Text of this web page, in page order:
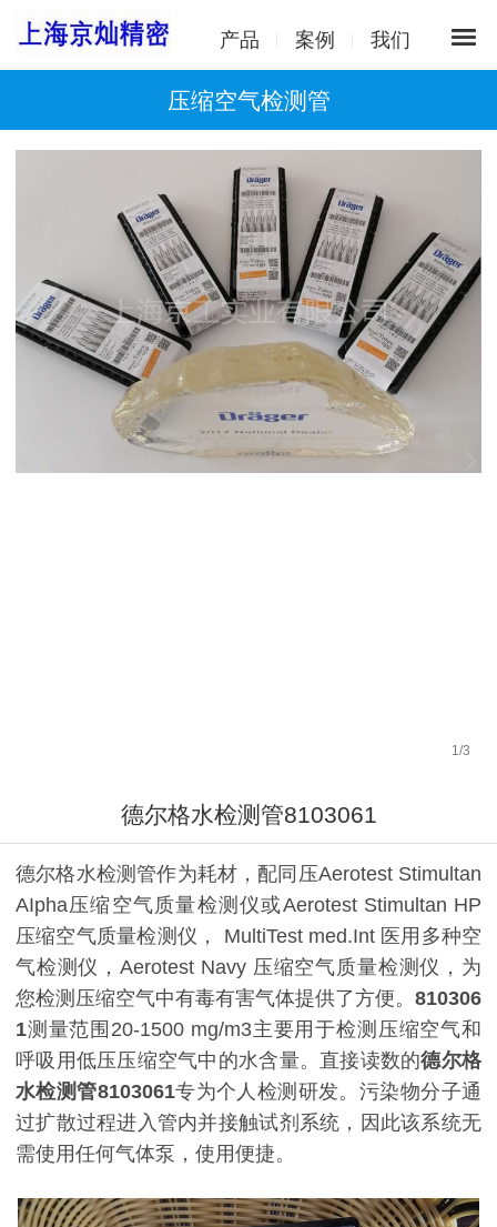
产品 案例 我们
压缩空气检测管
1 /3
德尔格水检测管8103061
德尔格水检测管作为耗材，配同压Aerotest Stimultan
AIpha压缩空气质量检测仪或Aerotest Stimultan HP
压缩空气质量检测仪， MultiTest med.Int 医用多种空
气检测仪，Aerotest Navy 压缩空气质量检测仪，为
您检测压缩空气中有毒有害气体提供了方便。 810306
1测量范围20-1500 mg/m3主要用于检测压缩空气和
呼吸用低压压缩空气中的水含量。直接读数的德尔格
水检测管8103061专为个人检测研发。污染物分子通
过扩散过程进入管内并接触试剂系统，因此该系统无
需使用任何气体泵，使用便捷。